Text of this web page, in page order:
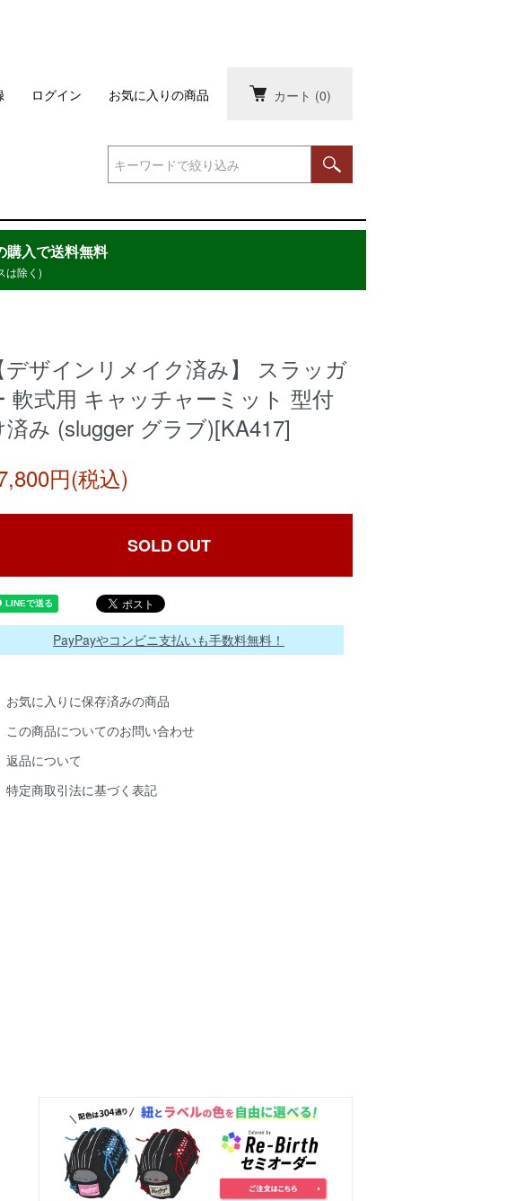
カート (0)
ログイン お気に入りの商品
購入で送料無料
は除く)
デザインリメイク済み】 スラッガ
軟式用 キャッチャーミット 型付
済み (slugger グラブ)[KA417]
円(税込)
SOLD OUT
PayPayやコンビニ支払いも手数料無料！
お気に入りに保存済みの商品
この商品についてのお問い合わせ
返品について
特定商取引法に基づく表記